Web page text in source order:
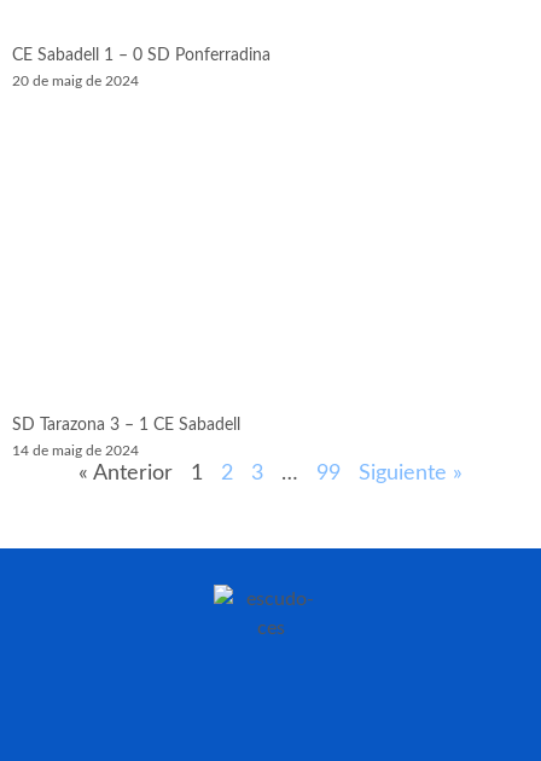
CE Sabadell 1 – 0 SD Ponferradina
20 de maig de 2024
SD Tarazona 3 – 1 CE Sabadell
14 de maig de 2024
« Anterior 1 2 3 … 99 Siguiente »